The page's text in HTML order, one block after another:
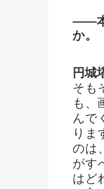
――本
か。
円城
そも
も、
んで
りま
のは
がす
はど